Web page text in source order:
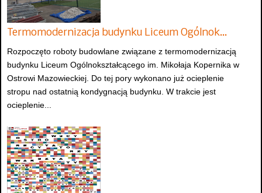
Termomodernizacja budynku Liceum Ogólnok…
Rozpoczęto roboty budowlane związane z termomodernizacją
budynku Liceum Ogólnokształcącego im. Mikołaja Kopernika w
Ostrowi Mazowieckiej. Do tej pory wykonano już ocieplenie
stropu nad ostatnią kondygnacją budynku. W trakcie jest
ocieplenie...